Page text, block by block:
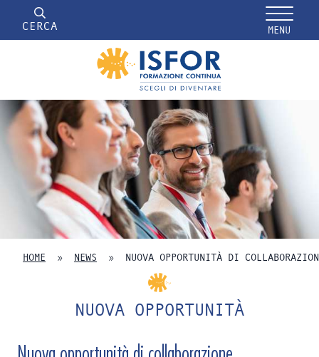
CERCA MENU
HOME » NEWS » NUOVA OPPORTUNITÀ DI
NUOVA OPPORTUNITÀ